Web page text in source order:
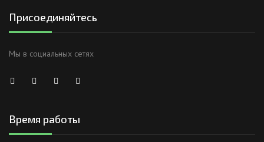
Присоединяйтесь
Мы в социальных сетях
Время работы